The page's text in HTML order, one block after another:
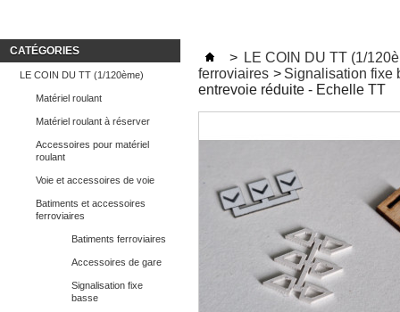
CATÉGORIES
LE COIN DU TT (1/120ème)
Matériel roulant
Matériel roulant à réserver
Accessoires pour matériel
roulant
Voie et accessoires de voie
Batiments et accessoires
ferroviaires
Batiments ferroviaires
Accessoires de gare
Signalisation fixe
basse
> LE COIN DU TT (1/
ferroviaires > Signalisation fixe
entrevoie réduite - Echelle TT